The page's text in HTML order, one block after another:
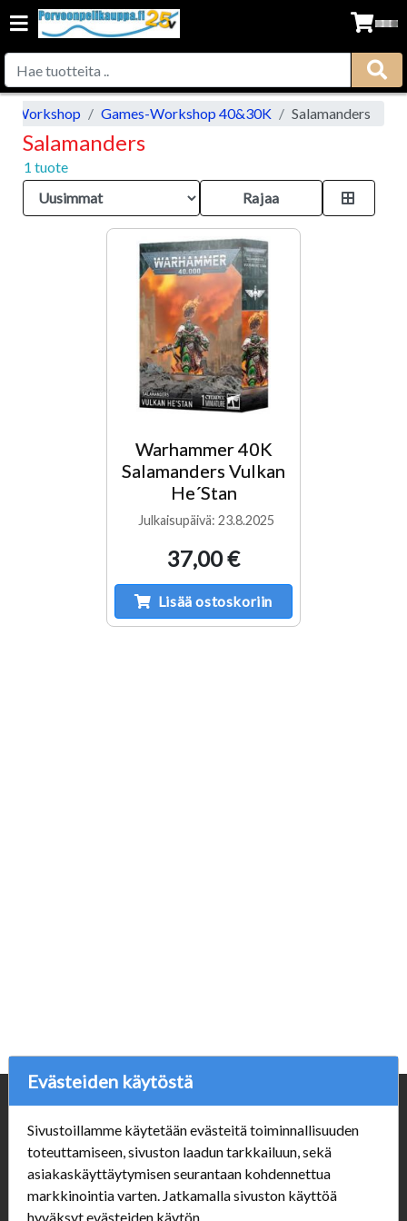
Workshop Games-Workshop 40&30K Salamanders
Salamanders
1 tuote
Rajaa
Warhammer 40K
Salamanders Vulkan
He´Stan
Julkaisupäivä: 23.8.2025
37,00 €
Lisää ostoskoriin
Porvoonpelikauppa.fi
Y-tunnus: 1550914-1
Asiakaspalvelu
Evästeiden käytöstä
Sivustoillamme käytetään evästeitä toiminnallisuuden
toteuttamiseen, sivuston laadun tarkkailuun, sekä
asiakaskäyttäytymisen seurantaan kohdennettua
markkinointia varten. Jatkamalla sivuston käyttöä
hyväksyt evästeiden käytön.